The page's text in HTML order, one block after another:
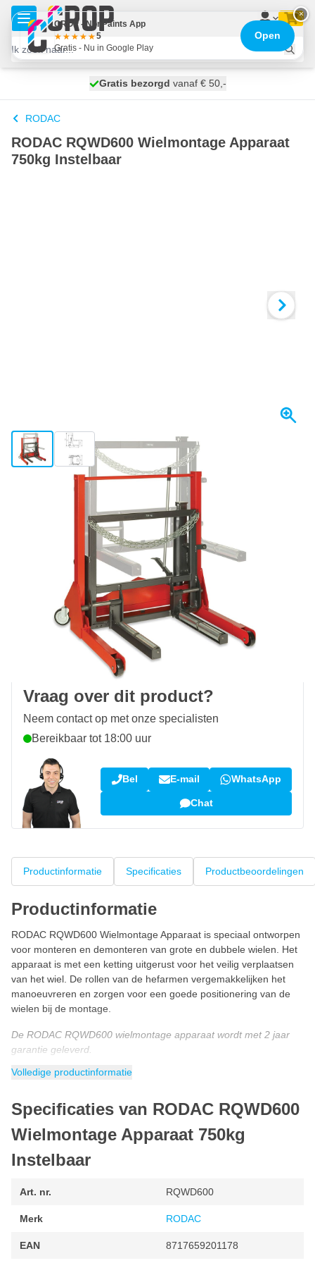
Ga naar de inhoud
maandag bezorgd
Gratis bezorgd vanaf € 50,-
100 dagen
RODAC
RODAC RQWD600 Wielmontage Apparaat
750kg Instelbaar
View larger imageView larger image
Op voorraad
€ 3.241,38
In mijn winkelwagen
Voor 23:59 uur besteld,maandag bezorgd
Gratis bezorgdvanaf € 50,-
100 dagenretourneren en ruilen
Klantbeoordeling:9,5/10 (34.291 reviews)
Vraag over dit product?
Neem contact op met onze specialisten
Bereikbaar tot 18:00 uur
Bel E-mail WhatsApp
Chat
Productinformatie Specificaties Productbeoordelingen
Productinformatie
RODAC RQWD600 Wielmontage Apparaat is speciaal ontworpen
voor monteren en demonteren van grote en dubbele wielen. Het
apparaat is met een ketting uitgerust voor het veilig verplaatsen
van het wiel. De rollen van de hefarmen vergemakkelijken het
manoeuvreren en zorgen voor een goede positionering van de
wielen bij de montage.
De RODAC RQWD600 wielmontage apparaat wordt met 2 jaar
garantie geleverd.
Volledige productinformatie
Specificaties van RODAC RQWD600
Wielmontage Apparaat 750kg
Instelbaar
Art. nr. RQWD600
Merk RODAC
EAN 8717659201178
×
CROP - NonPaints App
5
Gratis - Nu in Google Play
Open